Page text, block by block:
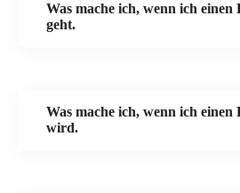
Was mache ich, wenn ich
geht.
Was mache ich, wenn ich
wird.